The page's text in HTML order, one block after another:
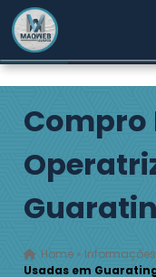
Home » Informações
Usadas em